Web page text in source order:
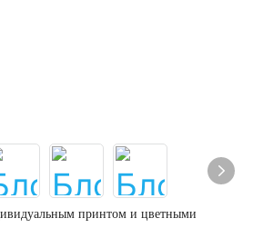
принтом и цветными